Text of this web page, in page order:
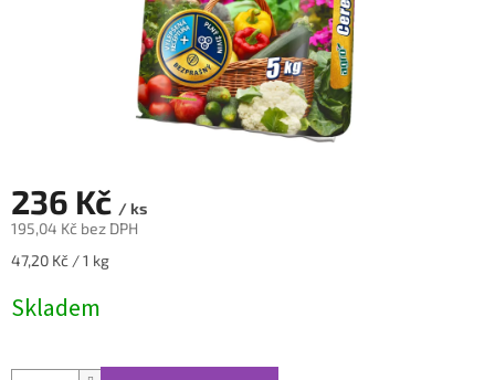
236 Kč / ks
195,04 Kč bez DPH
Měrná
47,20 Kč / 1 kg
Skladem